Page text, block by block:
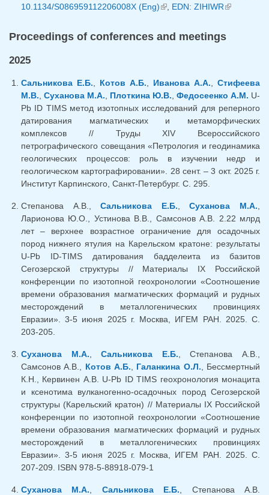
10.1134/S086959112206008X (Eng)(link is external)
, EDN: ZIHIWR(link is
Proceedings of conferences and meetings
2025
Сальникова Е.Б. Котов А.Б. Иванова А.А.
Стифеева
М.В. Суханова М.А. Плоткина Ю.В. Федосеенко А.М. U-
Pb ID TIMS метод изотопных исследований для реперного
датирования магматических и метаморфических
комплексов // Труды XIV Всероссийского
петрографического совещания «Петрология и геодинамика
геологических процессов: роль в изучении недр и
геологическом картографировании». 28 сент. – 3 окт. 2025 г.
Институт Карпинского, Санкт-Петербург. С. 295.
Степанова А.В.,Сальникова Е.Б. ,Суханова М.А.
Ларионова Ю.О., Устинова В.В., Самсонов А.В. 2.22 млрд
лет – верхнее возрастное ограничение для осадочных
пород нижнего ятулия на Карельском кратоне: результаты
U-Pb ID-TIMS датирования бадделеита из базитов
Сегозерской структуры // Материалы IX Российской
конференции по изотопной геохронологии «Соотношение
времени образования магматических формаций и рудных
месторождений в металлогенических провинциях
Евразии». 3-5 июня 2025 г. Москва, ИГЕМ РАН. 2025. С.
203-205.
Суханова М.А. ,Сальникова Е.Б. , Степанова А.В.,
Самсонов А.В., Котов А.Б. Галанкина О.Л. , Бессмертный
К.Н., Кервинен А.В. U-Pb ID TIMS геохронология монацита
и ксенотима вулканогенно-осадочных пород Сегозерской
структуры (Карельский кратон) // Материалы IX Российской
конференции по изотопной геохронологии «Соотношение
времени образования магматических формаций и рудных
месторождений в металлогенических провинциях
Евразии». 3-5 июня 2025 г. Москва, ИГЕМ РАН. 2025. С.
207-209. ISBN 978-5-88918-079-1
Суханова М.А. Сальникова Е.Б. , Степанова А.В.